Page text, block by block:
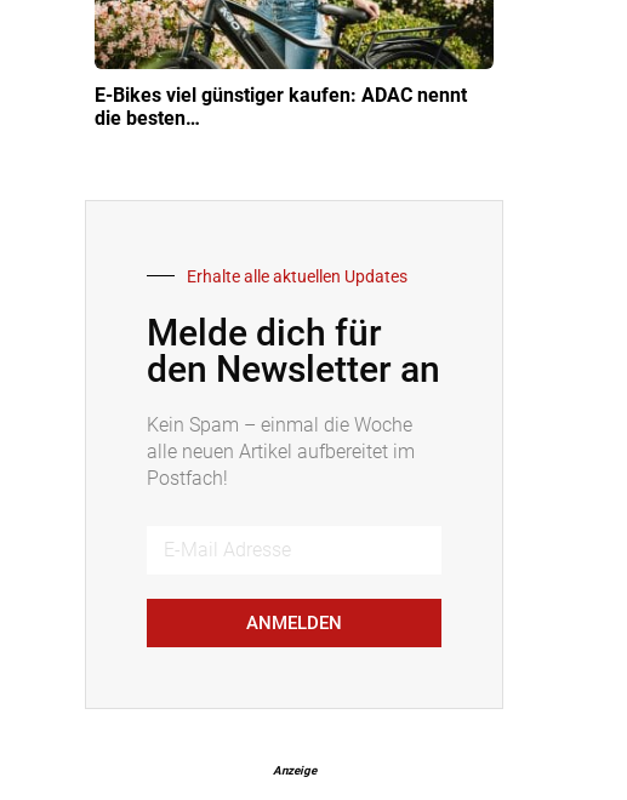
E-Bikes viel günstiger kaufen: ADAC nennt
die besten…
Erhalte alle aktuellen Updates
Melde dich für
den Newsletter an
Kein Spam – einmal die Woche
alle neuen Artikel aufbereitet im
Postfach!
ANMELDEN
Anzeige